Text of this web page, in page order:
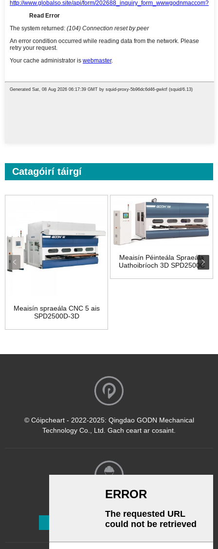
Catagóirí táirgí
Meaisín spraeála CNC 5 ais
SPD2500D-3D
Meaisín Péinteála Spraeála
Uathoibríoch 3D SPD2500C
© Cóipcheart - 2022-2025: Qingdao GODN Mechanical
Technology Co., Ltd. Gach ceart ar cosaint.
Liostáil